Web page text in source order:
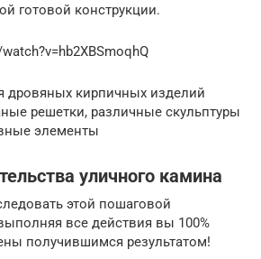
готовой конструкции.
дровяных кирпичных изделий
решетки, различные скульптуры
элементы
уличного камина
этой пошаговой
все действия вы 100%
получившимся результатом!